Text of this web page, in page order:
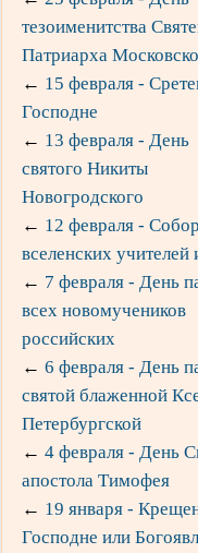
тезоименитства
Патриарха
← 15 февраля -
Господне
← 13 февраля - День
святого Никиты
Новогродского
← 12 февраля - Собор
вселенских учителей
← 7 февраля - День
всех новомучеников
российских
← 6 февраля - День
святой блаженной
Петербургской
← 4 февраля - День
апостола Тимофея
← 19 января -
Господне или